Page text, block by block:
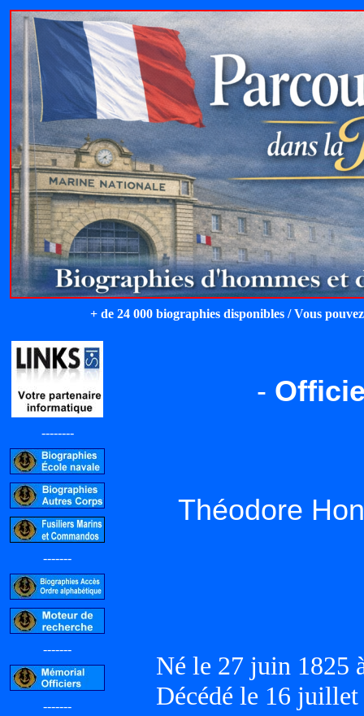
+ de 24 000 biographies disponibles / Vous
--------
-------
-------
-------
-
Théodore
Né le 27 juin
Décédé le 16